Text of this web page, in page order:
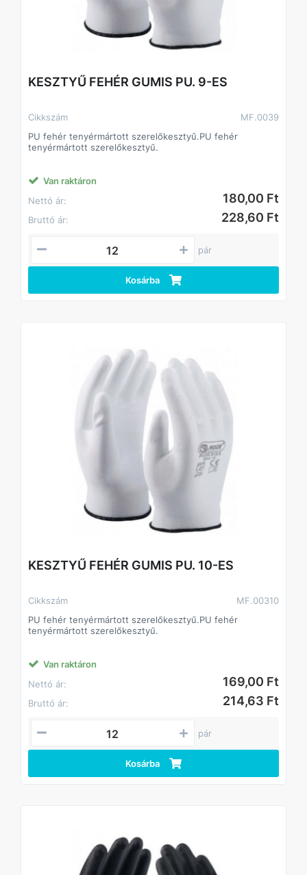
KESZTYŰ FEHÉR GUMIS PU. 9-ES
Cikkszám
MF.0039
PU fehér tenyérmártott szerelőkesztyű.PU fehér
tenyérmártott szerelőkesztyű.
Van raktáron
Nettó ár:
180,00 Ft
Bruttó ár: 228,60 Ft
pár
Kosárba
KESZTYŰ FEHÉR GUMIS PU. 10-ES
Cikkszám
MF.00310
PU fehér tenyérmártott szerelőkesztyű.PU fehér
tenyérmártott szerelőkesztyű.
Van raktáron
Nettó ár:
169,00 Ft
Bruttó ár: 214,63 Ft
pár
Kosárba